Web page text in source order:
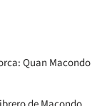
Quan Macondo